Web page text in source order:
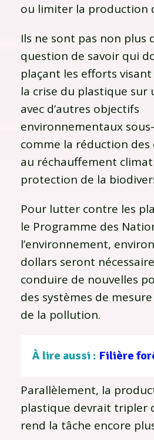
ou limiter la production
Ils ne sont pas non plus
question de savoir qui
plaçant les efforts
la crise du plastique sur
avec d’autres objectifs
environnementaux
comme la réduction des
au réchauffement
protection de la
Pour lutter contre les
le Programme des
l’environnement,
dollars seront
conduire de nouvelles
des systèmes de
de la pollution.
À lire aussi :
Parallèlement, la
plastique devrait tripler
rend la tâche encore